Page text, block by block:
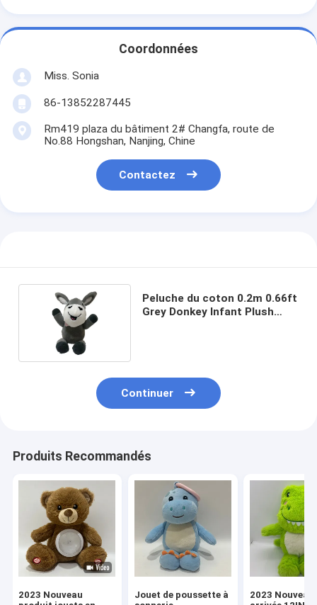
Coordonnées
Miss. Sonia
86-13852287445
Rm419 plaza du bâtiment 2# Changfa, route de
No.88 Hongshan, Nanjing, Chine
Contactez
Peluche du coton 0.2m 0.66ft
Grey Donkey Infant Plush
Continuer
Produits Recommandés
2023 Nouveau
Jouet de poussette à
2023 Nouveau